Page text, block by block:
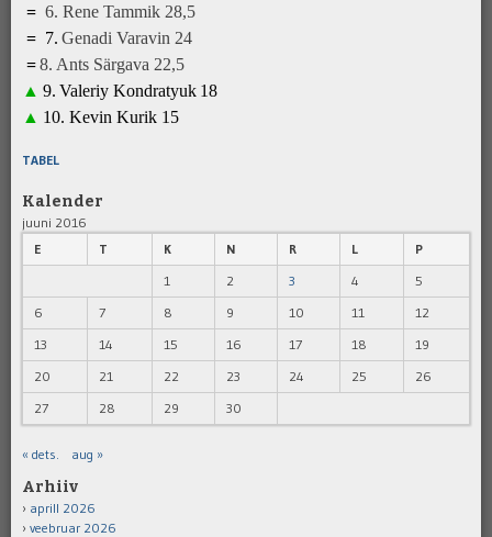
= 6. Rene Tammik 28,5
= 7. Genadi Varavin 24
=8. Ants Särgava 22,5
▲ 9. Valeriy Kondratyuk 18
▲ 10. Kevin Kurik 1 5
TABEL
Kalender
juuni 2016
E
T K N R L
P
1
2 3 4
5
6
7 8 9 10 11
12
13
14 15 16 17 18
19
20
21 22 23 24 25
26
27
28 29 30
« dets. aug »
Arhiiv
aprill 2026
veebruar 2026